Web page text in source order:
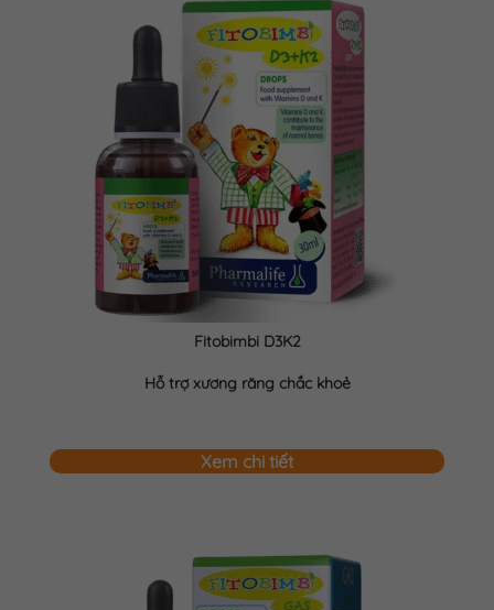
Fitobimbi D3K2
Hỗ trợ xương răng chắc khoẻ
Xem chi tiết